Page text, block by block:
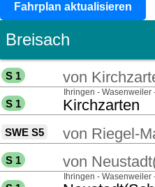
Fahrplan aktualisieren